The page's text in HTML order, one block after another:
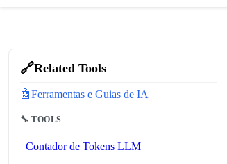
🔗Related Tools
🤖Ferramentas e Guias de IA
🔧 TOOLS
Contador de Tokens LLM